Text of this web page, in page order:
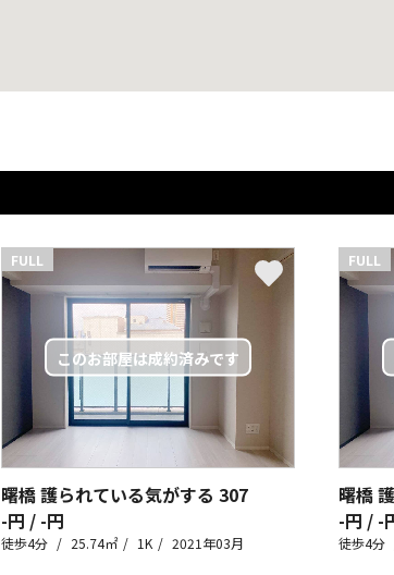
FULL
曙橋 護られている気がする 307
-円 / -円
徒歩4分 25.74㎡ 1K 2021年03月
FULL
曙橋
-円 / -
徒歩4分